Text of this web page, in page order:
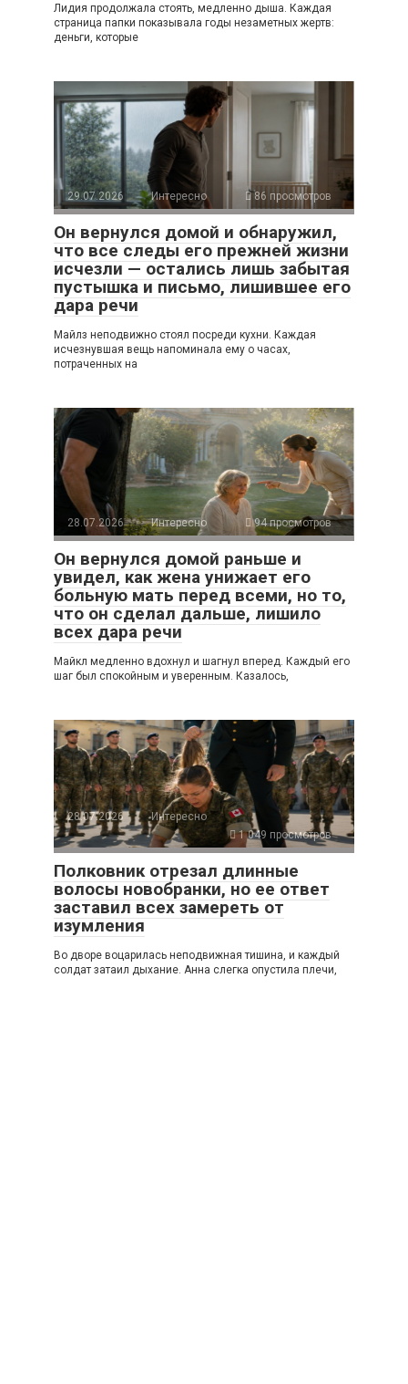
Лидия продолжала стоять, медленно дыша. Каждая
страница папки показывала годы незаметных жертв:
деньги, которые
29.07.2026 Интересно 86 просмотров
Он вернулся домой и обнаружил,
что все следы его прежней жизни
исчезли — остались лишь забытая
пустышка и письмо, лишившее его
дара речи
Майлз неподвижно стоял посреди кухни. Каждая
исчезнувшая вещь напоминала ему о часах,
потраченных на
28.07.2026 Интересно 94 просмотров
Он вернулся домой раньше и
увидел, как жена унижает его
больную мать перед всеми, но то,
что он сделал дальше, лишило
всех дара речи
Майкл медленно вдохнул и шагнул вперед. Каждый его
шаг был спокойным и уверенным. Казалось,
28.07.2026
Интересно
1 049 просмотров
Полковник отрезал длинные
волосы новобранки, но ее ответ
заставил всех замереть от
изумления
Во дворе воцарилась неподвижная тишина, и каждый
солдат затаил дыхание. Анна слегка опустила плечи,